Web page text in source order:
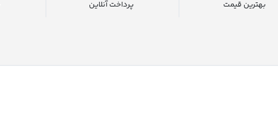
بهترین قیمت پرداخت آنلاین